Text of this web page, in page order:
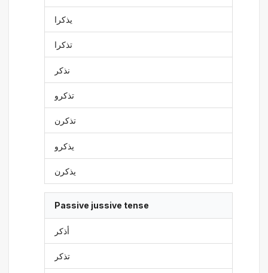
يذكرا
تذكرا
نذكر
تذكرو
تذكرن
يذكرو
يذكرن
Passive jussive tense
أذكر
تذكر